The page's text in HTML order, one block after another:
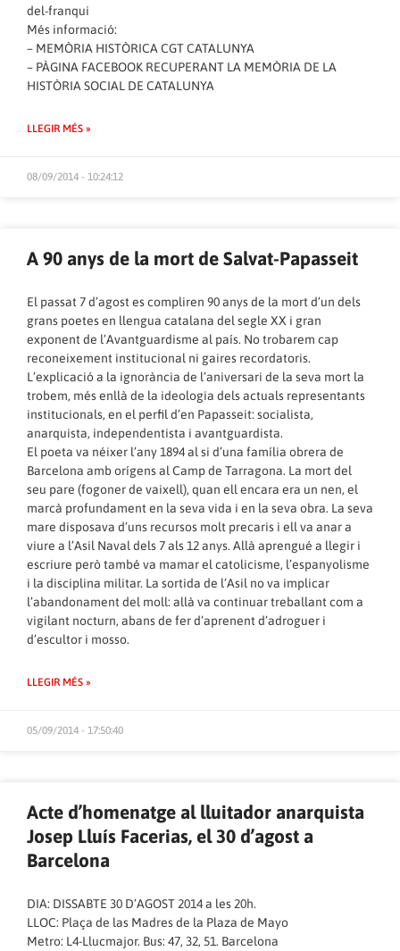
del-franqui
Més informació:
– MEMÒRIA HISTÒRICA CGT CATALUNYA
– PÀGINA FACEBOOK RECUPERANT LA MEMÒRIA DE LA
HISTÒRIA SOCIAL DE CATALUNYA
LLEGIR MÉS »
08/09/2014 - 10:24:12
A 90 anys de la mort de Salvat-Papasseit
El passat 7 d’agost es compliren 90 anys de la mort d’un dels
grans poetes en llengua catalana del segle XX i gran
exponent de l’Avantguardisme al país. No trobarem cap
reconeixement institucional ni gaires recordatoris.
L’explicació a la ignorància de l’aniversari de la seva mort la
trobem, més enllà de la ideologia dels actuals representants
institucionals, en el perfil d’en Papasseit: socialista,
anarquista, independentista i avantguardista.
El poeta va néixer l’any 1894 al si d’una família obrera de
Barcelona amb orígens al Camp de Tarragona. La mort del
seu pare (fogoner de vaixell), quan ell encara era un nen, el
marcà profundament en la seva vida i en la seva obra. La seva
mare disposava d’uns recursos molt precaris i ell va anar a
viure a l’Asil Naval dels 7 als 12 anys. Allà aprengué a llegir i
escriure però també va mamar el catolicisme, l’espanyolisme
i la disciplina militar. La sortida de l’Asil no va implicar
l’abandonament del moll: allà va continuar treballant com a
vigilant nocturn, abans de fer d’aprenent d’adroguer i
d’escultor i mosso.
LLEGIR MÉS »
05/09/2014 - 17:50:40
Acte d’homenatge al lluitador anarquista
Josep Lluís Facerias, el 30 d’agost a
Barcelona
DIA: DISSABTE 30 D’AGOST 2014 a les 20h.
LLOC: Plaça de las Madres de la Plaza de Mayo
Metro: L4-Llucmajor. Bus: 47, 32, 51. Barcelona